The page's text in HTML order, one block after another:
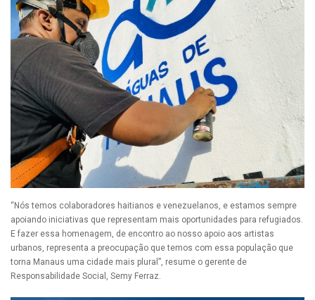
“Nós temos colaboradores haitianos e venezuelanos, e estamos sempre
apoiando iniciativas que representam mais oportunidades para refugiados.
E fazer essa homenagem, de encontro ao nosso apoio aos artistas
urbanos, representa a preocupação que temos com essa população que
torna Manaus uma cidade mais plural”, resume o gerente de
Responsabilidade Social, Semy Ferraz.